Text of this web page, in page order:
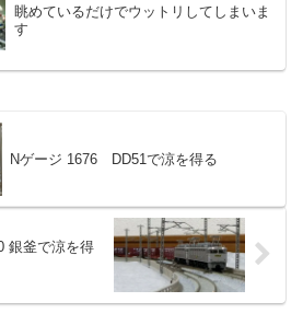
眺めているだけでウットリしてしまいま
す
Nゲージ 1676 DD51で涼を得る
銀釜で涼を得